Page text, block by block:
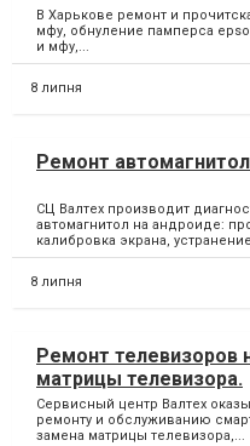
В Харькове ремонт и
мфу, обнуление памперса
и мфу,...
8 липня
Ремонт
СЦ Валтех производит
автомагнитол на андроиде:
калибровка экрана,
8 липня
Ремонт телевизоров
матрицы телевизора.
Сервисный центр Валтех
ремонту и обслуживанию
замена матрицы телевизора,...